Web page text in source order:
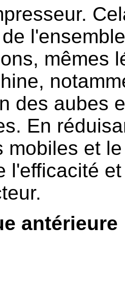
mêmes
des aubes
En
mobiles et
l'efficacité
antérieure